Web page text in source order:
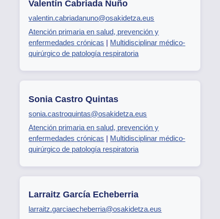
Valentín Cabriada Nuño
valentin.cabriadanuno@osakidetza.eus
Atención primaria en salud, prevención y
enfermedades crónicas | Multidisciplinar médico-
quirúrgico de patología respiratoria
Sonia Castro Quintas
sonia.castroquintas@osakidetza.eus
Atención primaria en salud, prevención y
enfermedades crónicas | Multidisciplinar médico-
quirúrgico de patología respiratoria
Larraitz García Echeberria
larraitz.garciaecheberria@osakidetza.eus